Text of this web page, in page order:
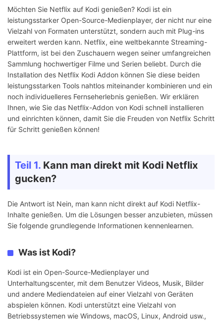
Möchten Sie Netflix auf Kodi genießen? Kodi ist ein
leistungsstarker Open-Source-Medienplayer, der nicht nur eine
Vielzahl von Formaten unterstützt, sondern auch mit Plug-ins
erweitert werden kann. Netflix, eine weltbekannte Streaming-
Plattform, ist bei den Zuschauern wegen seiner umfangreichen
Sammlung hochwertiger Filme und Serien beliebt. Durch die
Installation des Netflix Kodi Addon können Sie diese beiden
leistungsstarken Tools nahtlos miteinander kombinieren und ein
noch individuelleres Fernseherlebnis genießen. Wir erklären
Ihnen, wie Sie das Netflix-Addon von Kodi schnell installieren
und einrichten können, damit Sie die Freuden von Netflix Schritt
für Schritt genießen können!
Teil 1. Kann man direkt mit Kodi Netflix
gucken?
Die Antwort ist Nein, man kann nicht direkt auf Kodi Netflix-
Inhalte genießen. Um die Lösungen besser anzubieten, müssen
Sie folgende grundlegende Informationen kennenlearnen.
Was ist Kodi?
Kodi ist ein Open-Source-Medienplayer und
Unterhaltungscenter, mit dem Benutzer Videos, Musik, Bilder
und andere Mediendateien auf einer Vielzahl von Geräten
abspielen können. Kodi unterstützt eine Vielzahl von
Betriebssystemen wie Windows, macOS, Linux, Android usw.,